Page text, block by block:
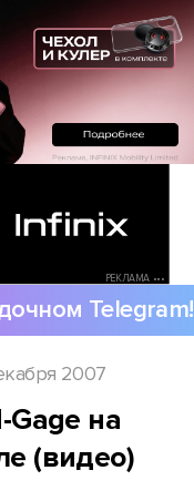
РЕКЛАМА •••
Telegram!
2007
Gage на
(видео)